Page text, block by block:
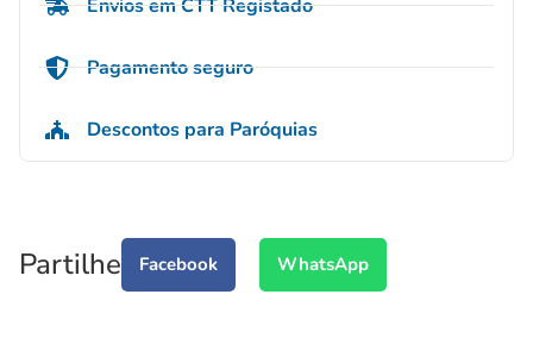
Envios em CTT Registado
Pagamento seguro
Descontos para Paróquias
Partilhe Facebook WhatsApp